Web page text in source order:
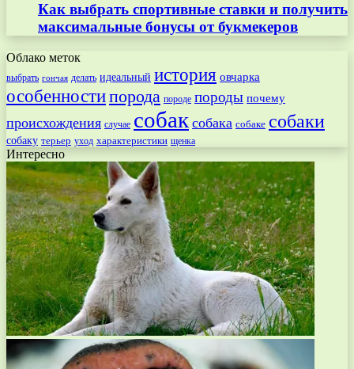
Как выбрать спортивные ставки и получить
максимальные бонусы от букмекеров
Облако меток
выбрать гончая делать идеальный история овчарка
особенностипорода породе породы почему
происхождения случае собак собака собаке собаки
собаку терьер уход характеристики щенка
Интересно